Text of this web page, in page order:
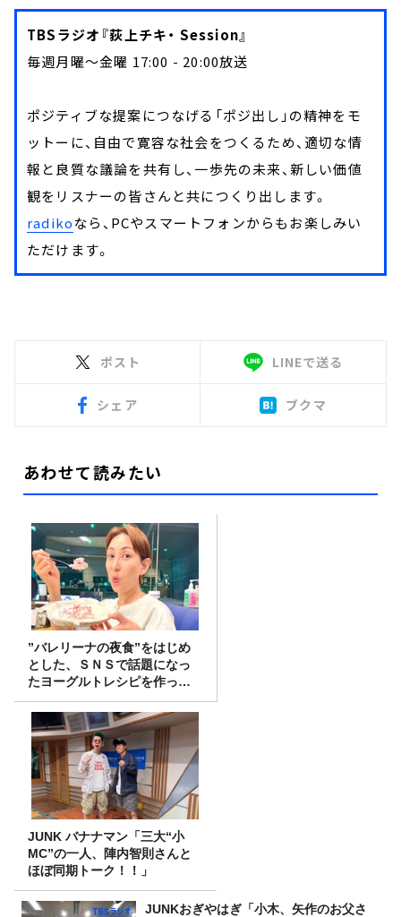
TBSラジオ『荻上チキ・ Session』
毎週月曜～金曜 17:00 - 20:00放送
ポジティブな提案につなげる「ポジ出し」の精神をモ
ットーに、自由で寛容な社会をつくるため、適切な情
報と良質な議論を共有し、一歩先の未来、新しい価値
観をリスナーの皆さんと共につくり出します。
radikoなら、PCやスマートフォンからもお楽しみい
ただけます。
ポスト LINEで送る
シェア ブクマ
あわせて読みたい
”バレリーナの夜食”をはじめ
とした、ＳＮＳで話題になっ
たヨーグルトレシピを作って
みた！
JUNK バナナマン「三大“小
MC”の一人、陣内智則さんと
ほぼ同期トーク！！」
JUNKおぎやはぎ「小木、矢作のお父さ